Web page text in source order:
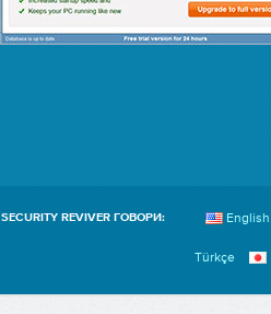
SECURITY REVIVER ГОВОРИ: English
Türkçe